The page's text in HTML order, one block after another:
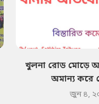
খুলনা রোড মোড়ে
অমান্য করে
জুন ৪,